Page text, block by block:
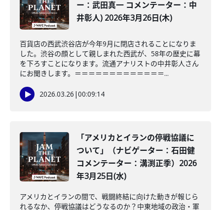
ー：武田真一 コメンテーター：中
井彰人) 2026年3月26日(木)
百貨店の西武渋谷店が今年9月に閉店されることになりま
した。渋谷の顔として親しまれた西武が、58年の歴史に幕
を下ろすことになります。流通アナリストの中井彰人さん
にお聞きします。＝＝＝＝＝＝＝＝＝＝＝＝＝...
2026.03.26 |00:09:14
「アメリカとイランの停戦協議に
ついて」（ナビゲーター：石田健
コメンテーター：溝渕正季）2026
年3月25日(水)
アメリカとイランの間で、戦闘終結に向けた動きが報じら
れるなか、停戦協議はどうなるのか？中東地域の政治・軍